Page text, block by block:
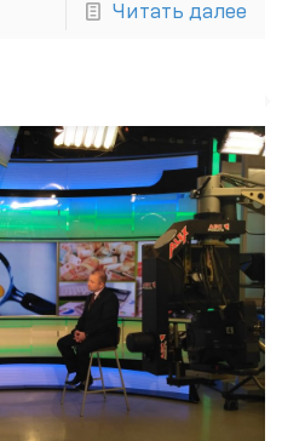
Читать далее